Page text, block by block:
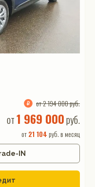
от 2 194 000 руб.
от1 969 000руб.
от21 104 руб. в месяц
IN